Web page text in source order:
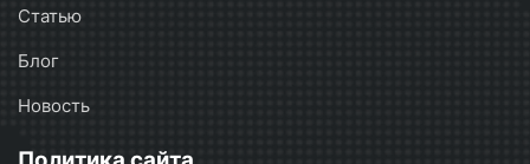
Статью
Блог
Новость